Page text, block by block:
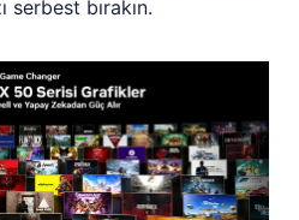
serbest bırakın.